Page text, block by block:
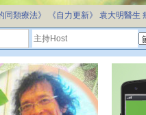
同類療法》 《自力更新》 袁大明醫生